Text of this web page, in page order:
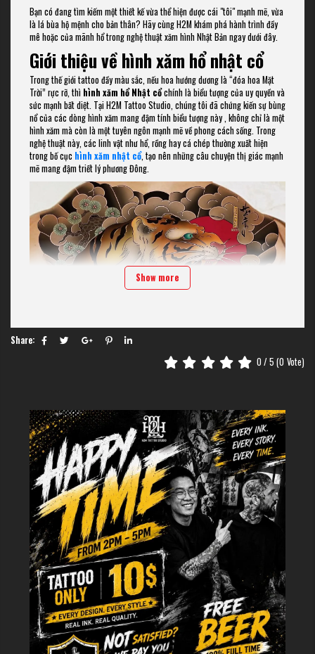
Bạn có đang tìm kiếm một thiết kế vừa thể hiện được cái "tôi" mạnh mẽ, vừa
là lá bùa hộ mệnh cho bản thân? Hãy cùng H2M khám phá hành trình đầy
mê hoặc của mãnh hổ trong nghệ thuật xăm hình Nhật Bản ngay dưới đây.
Giới thiệu về hình xăm hổ nhật cổ
Trong thế giới tattoo đầy màu sắc, nếu hoa hướng dương là “đóa hoa Mặt
Trời” rực rỡ, thì hình xăm hổ Nhật cổchính là biểu tượng của uy quyền và
sức mạnh bất diệt. Tại H2M Tattoo Studio, chúng tôi đã chứng kiến sự bùng
nổ của các dòng hình xăm mang đậm tính biểu tượng này , không chỉ là một
hình xăm mà còn là một tuyên ngôn mạnh mẽ về phong cách sống. Trong
nghệ thuật này, các linh vật như hổ, rồng hay cá chép thường xuất hiện
trong bố cục hình xăm nhật cổ, tạo nên những câu chuyện thị giác mạnh
mẽ mang đậm triết lý phương Đông.
Hình xăm hổ nhật cổ
Sự yêu thích dành cho hình xăm hổ Nhật cổ đến từ những lý do vô cùng
thuyết phục:
Màu sắc nổi bật:Các tông màu rực rỡ ngay lập tức thu hút mọi
ánh nhìn, mang đến cảm giác quyền năng và ấm áp.
Ý nghĩa tích cực:Là biểu tượng mạnh mẽ của sự may mắn, niềm
hy vọng và sự bảo hộ.
Dễ tùy biến:Từ phong cách tả thực (Realism) đến truyền thống,
hình xăm hổ đều có thể biến tấu linh hoạt.
Phù hợp mọi đối tượng:Không hề kén người xăm, từ người trẻ cá
tính đến người trưởng thành chững chạc.
Show more
Share:
0 / 5 (0 Vote)